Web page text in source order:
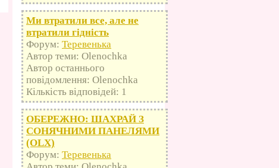
Ми втратили все, але не
втратили гідність
Форум: Теревенька
Автор теми: Olenochka
Автор останнього
повідомлення: Olenochka
Кількість відповідей: 1
ОБЕРЕЖНО: ШАХРАЙ З
СОНЯЧНИМИ ПАНЕЛЯМИ
(OLX)
Форум: Теревенька